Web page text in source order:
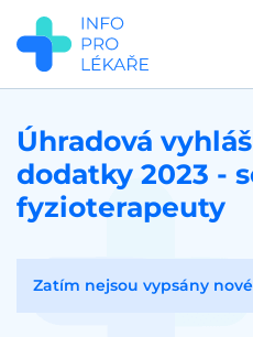
Přejít
hlavnímu
obsahu
Úhradová
dodatky 2023 -
fyzioterapeuty
Zatím nejsou vypsány